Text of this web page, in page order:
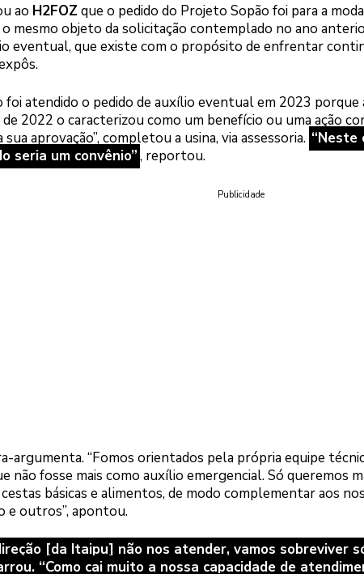
ao H2FOZ que o pedido do Projeto Sopão foi para a
mesmo objeto da solicitação contemplado no ano
eventual, que existe com o propósito de enfrentar
foi atendido o pedido de auxílio eventual em 2023 porque
2022 o caracterizou como um benefício ou uma ação
aprovação”, completou a usina, via assessoria. “Neste
seria um convênio”, reportou.
Publicidade
argumenta. “Fomos orientados pela própria equipe
não fosse mais como auxílio emergencial. Só queremos
básicas e alimentos, de modo complementar aos
e outros”, apontou.
[da Itaipu] não nos atender, vamos sobreviver
“Como cai muito a nossa capacidade de